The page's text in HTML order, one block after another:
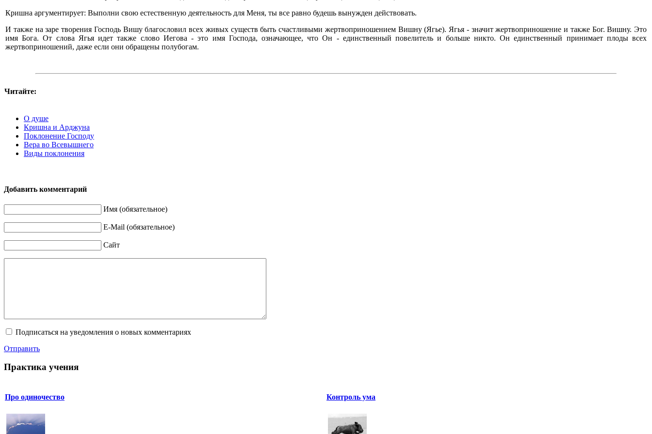
Кришна аргументирует: Выполни свою естественную деятельность для Меня, ты все равно будешь вынужден действовать.
И также на заре творения Господь Вишу благословил всех живых существ быть счастливыми жертвоприношением Вишну (Ягье). Ягья - значит жертвоприношение и также Бог. Вишну. Это
имя Бога. От слова Ягья идет также слово Иегова - это имя Господа, означающее, что Он - единственный повелитель и больше никто. Он единственный принимает плоды всех
жертвоприношений, даже если они обращены полубогам.
Читайте:
О душе
Кришна и Арджуна
Поклонение Господу
Вера во Всевышнего
Виды поклонения
Добавить комментарий
Имя (обязательное)
E-Mail (обязательное)
Сайт
Подписаться на уведомления о новых комментариях
Отправить
Практика учения
Про одиночество Контроль ума